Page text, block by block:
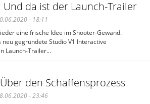
da ist der Launch-Trailer
- 18:11
eine frische Idee im Shooter-Gewand.
neu gegründete Studio V1 Interactive
Launch-Trailer...
den Schaffensprozess
- 23:46